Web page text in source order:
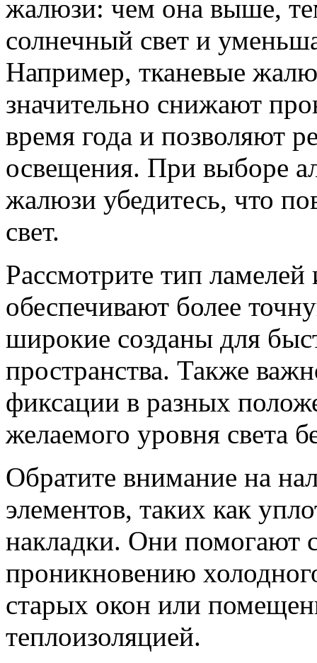
жалюзи: чем она выше,
солнечный свет и
Например, тканевые
значительно снижают
время года и позволяют
освещения. При выборе
жалюзи убедитесь, что
свет.
Рассмотрите тип
обеспечивают более
широкие созданы для
пространства. Также
фиксации в разных
желаемого уровня света
Обратите внимание на
элементов, таких как
накладки. Они помогают
проникновению
старых окон или
теплоизоляцией.